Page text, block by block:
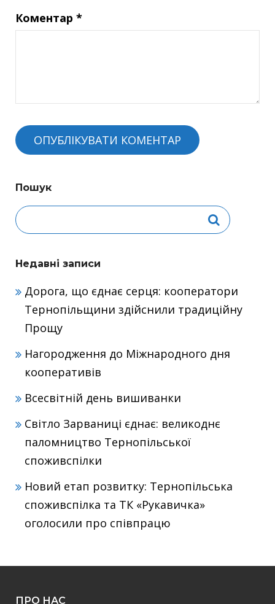
Коментар *
Пошук
Недавні записи
Дорога, що єднає серця: кооператори
Тернопільщини здійснили традиційну
Прощу
Нагородження до Міжнародного дня
кооперативів
Всесвітній день вишиванки
Світло Зарваниці єднає: великоднє
паломництво Тернопільської
споживспілки
Новий етап розвитку: Тернопільська
споживспілка та ТК «Рукавичка»
оголосили про співпрацю
ПРО НАС